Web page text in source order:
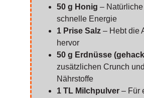
50 g Honig –
schnelle Energie
1 Prise Salz– Hebt die
hervor
50 g Erdnüsse
zusätzlichen Crunch
Nährstoffe
1 TL Milchpulver– Für